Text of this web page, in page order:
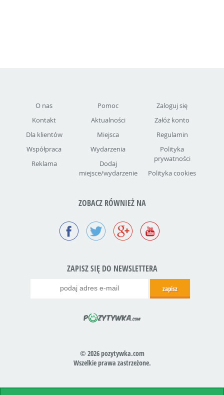
O nas
Kontakt
Dla klientów
Współpraca
Reklama
Pomoc
Aktualności
Miejsca
Wydarzenia
Dodaj
miejsce/wydarzenie
Zaloguj się
Załóż konto
Regulamin
Polityka
prywatności
Polityka cookies
ZOBACZ RÓWNIEŻ NA
ZAPISZ SIĘ DO NEWSLETTERA
© 2026 pozytywka.com
Wszelkie prawa zastrzeżone.